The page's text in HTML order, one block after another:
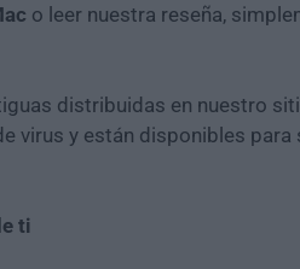
o leer nuestra reseña,
distribuidas en nuestro
virus y están disponibles para
ti